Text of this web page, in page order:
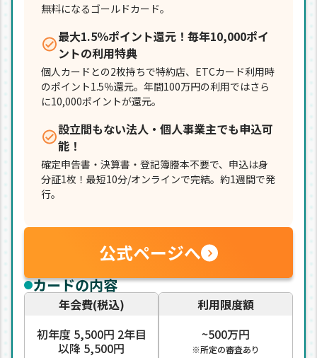
無料になるゴールドカード。
最大1.5％ポイント還元！毎年10,000ポイ
ントの利用特典
個人カードとの2枚持ちで特約店、ETCカード利用時
のポイント1.5％還元。年間100万円の利用ではさら
に10,000ポイントが還元。
設立間もない法人・個人事業主でも申込可
能！
確定申告書・決算書・登記簿謄本不要で、申込は身
分証1枚！最短10分/オンラインで完結。約1週間で発
行。
公式ページへ
カードの内容
年会費(税込)
初年度 5,500円 2年目
以降 5,500円
利用限度額
~500万円
※所定の審査あり